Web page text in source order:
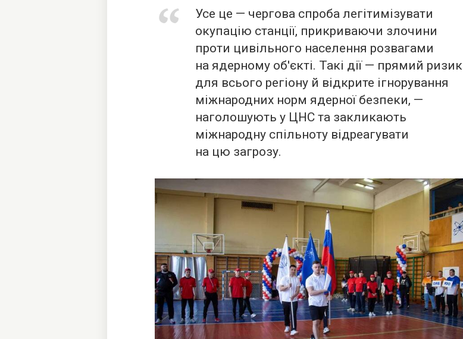
Усе це — чергова спроба легітимізувати
окупацію станції, прикриваючи злочини
проти цивільного населення розвагами
на ядерному об'єкті. Такі дії — прямий ризик
для всього регіону й відкрите ігнорування
міжнародних норм ядерної безпеки, —
наголошують у ЦНС та закликають
міжнародну спільноту відреагувати
на цю загрозу.